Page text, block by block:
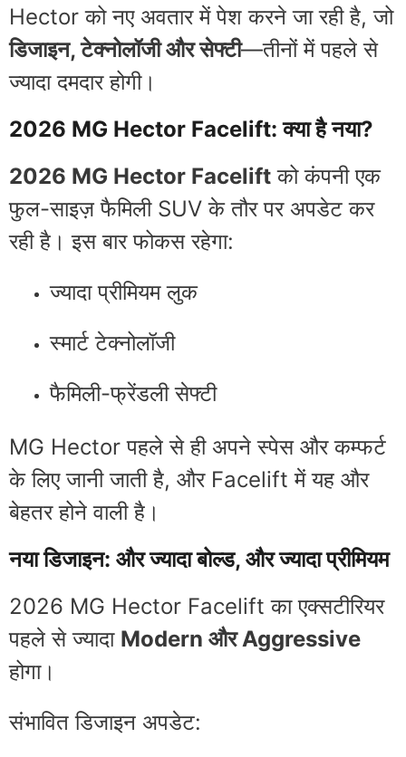
Hector को नए अवतार में पेश करने जा रही है, जो
डिजाइन, टेक्नोलॉजी और सेफ्टी—तीनों में पहले से
ज्यादा दमदार होगी।
2026 MG Hector Facelift: क्या है नया?
2026 MG Hector Facelift को कंपनी एक
फुल-साइज़ फैमिली SUV के तौर पर अपडेट कर
रही है। इस बार फोकस रहेगा:
ज्यादा प्रीमियम लुक
स्मार्ट टेक्नोलॉजी
फैमिली-फ्रेंडली सेफ्टी
MG Hector पहले से ही अपने स्पेस और कम्फर्ट
के लिए जानी जाती है, और Facelift में यह और
बेहतर होने वाली है।
नया डिजाइन: और ज्यादा बोल्ड, और ज्यादा प्रीमियम
2026 MG Hector Facelift का एक्सटीरियर
पहले से ज्यादा Modern और Aggressive
होगा।
संभावित डिजाइन अपडेट: